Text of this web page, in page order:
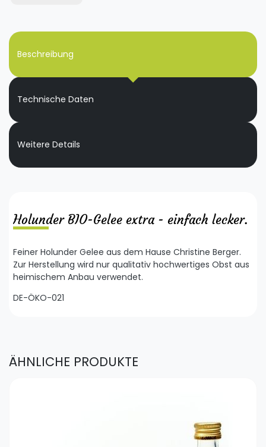
Beschreibung
Technische Daten
Weitere Details
Holunder BIO-Gelee extra - einfach lecker.
Feiner Holunder Gelee aus dem Hause Christine Berger.
Zur Herstellung wird nur qualitativ hochwertiges Obst aus
heimischem Anbau verwendet.
DE-ÖKO-021
ÄHNLICHE PRODUKTE